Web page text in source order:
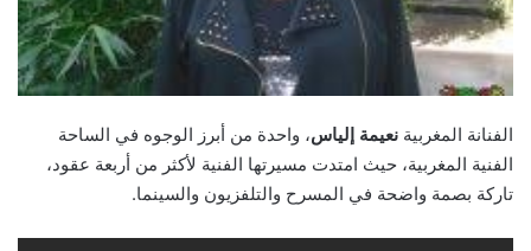
الفنانة المغربية نعيمة إلياس، واحدة من أبرز الوجوه في الساحة
الفنية المغربية، حيث امتدت مسيرتها الفنية لأكثر من أربعة عقود،
تاركة بصمة واضحة في المسرح والتلفزيون والسينما.